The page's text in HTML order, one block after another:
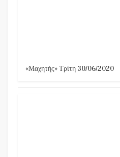
«Μαχητής» Τρίτη 30/06/2020